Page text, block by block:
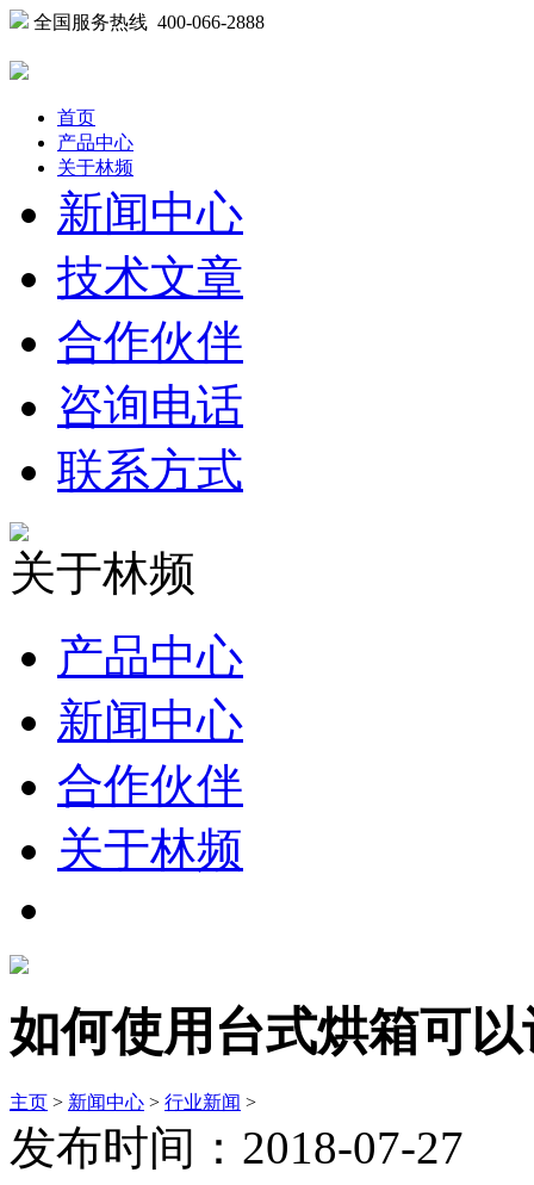
全国服务热线 400-066-2888
首页
产品中心
关于林频
新闻中心
技术文章
合作伙伴
咨询电话
联系方式
关于林频
产品中心
新闻中心
合作伙伴
关于林频
如何使用台式烘箱可
主页 > 新闻中心 > 行业新闻 >
发布时间：2018-07-27